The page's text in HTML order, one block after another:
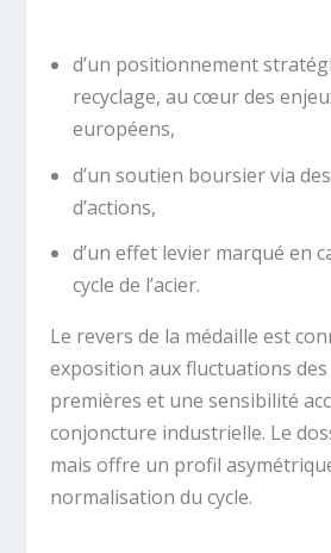
d’un positionnement
recyclage, au cœur des
européens,
d’un soutien boursier via
d’actions,
d’un effet levier marqué en
cycle de l’acier.
Le revers de la médaille est
exposition aux fluctuations
premières et une sensibilité
conjoncture industrielle. Le
mais offre un profil
normalisation du cycle.